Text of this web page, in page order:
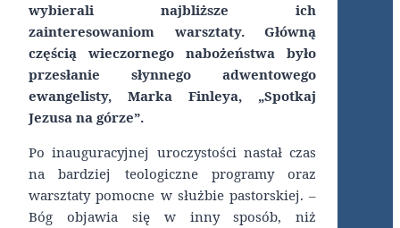
wybierali najbliższe ich
zainteresowaniom warsztaty. Główną
częścią wieczornego nabożeństwa było
przesłanie słynnego adwentowego
ewangelisty, Marka Finleya, „Spotkaj
Jezusa na górze”.
Po inauguracyjnej uroczystości nastał czas
na bardziej teologiczne programy oraz
warsztaty pomocne w służbie pastorskiej. –
Bóg objawia się w inny sposób, niż